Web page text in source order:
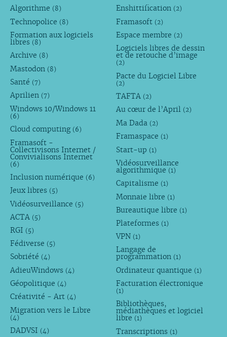
Algorithme (8)
Technopolice (8)
Formation aux logiciels
libres (8)
Archive (8)
Mastodon (8)
Santé (7)
Aprilien (7)
Windows 10/Windows 11
(6)
Cloud computing (6)
Framasoft -
Collectivisons Internet /
Convivialisons Internet
(6)
Inclusion numérique (6)
Jeux libres (5)
Vidéosurveillance (5)
ACTA (5)
RGI (5)
Fédiverse (5)
Sobriété (4)
AdieuWindows (4)
Géopolitique (4)
Créativité - Art (4)
Migration vers le Libre
(4)
DADVSI (4)
Enshittification (2)
Framasoft (2)
Espace membre (2)
Logiciels libres de dessin
et de retouche d’image
(2)
Pacte du Logiciel Libre
(2)
TAFTA (2)
Au cœur de l’April (2)
Ma Dada (2)
Framaspace (1)
Start-up (1)
Vidéosurveillance
algorithmique (1)
Capitalisme (1)
Monnaie libre (1)
Bureautique libre (1)
Plateformes (1)
VPN (1)
Langage de
programmation (1)
Ordinateur quantique (1)
Facturation électronique
(1)
Bibliothèques,
médiathèques et logiciel
libre (1)
Transcriptions (1)